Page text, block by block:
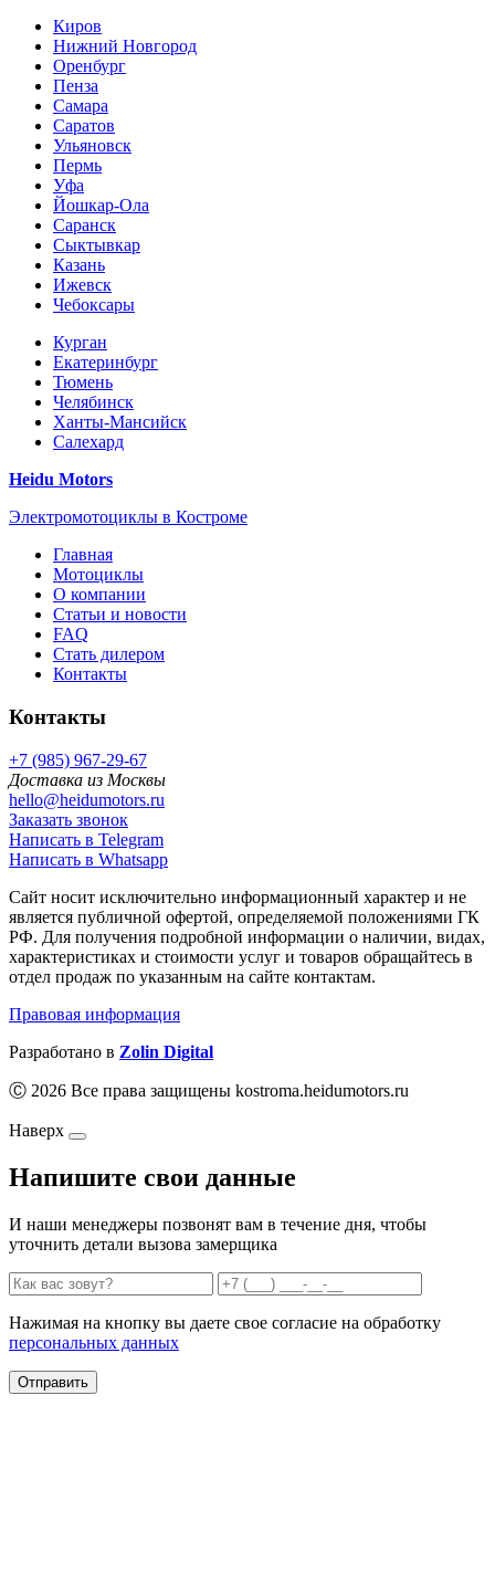
Киров
Нижний Новгород
Оренбург
Пенза
Самара
Саратов
Ульяновск
Пермь
Уфа
Йошкар-Ола
Саранск
Сыктывкар
Казань
Ижевск
Чебоксары
Курган
Екатеринбург
Тюмень
Челябинск
Ханты-Мансийск
Салехард
Heidu Motors
Электромотоциклы в Костроме
Главная
Мотоциклы
О компании
Статьи и новости
FAQ
Стать дилером
Контакты
Контакты
+7 (985) 967-29-67
Доставка из Москвы
hello@heidumotors.ru
Заказать звонок
Написать в Telegram
Написать в Whatsapp
Сайт носит исключительно информационный характер и не
является публичной офертой, определяемой положениями ГК
РФ. Для получения подробной информации о наличии, видах,
характеристиках и стоимости услуг и товаров обращайтесь в
отдел продаж по указанным на сайте контактам.
Правовая информация
Разработано в Zolin Digital
Ⓒ 2026 Все права защищены kostroma.heidumotors.ru
Наверх
Напишите свои данные
И наши менеджеры позвонят вам в течение дня, чтобы
уточнить детали вызова замерщика
Нажимая на кнопку вы даете свое согласие на обработку
персональных данных
Отправить